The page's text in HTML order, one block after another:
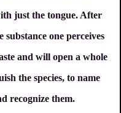
just the tongue. After
substance one perceives
and will open a whole
the species, to name
recognize them.